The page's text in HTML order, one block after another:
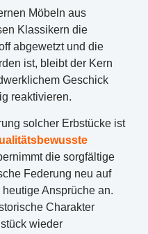
Möbeln aus
Klassikern die
abgewetzt und die
ist, bleibt der Kern
Geschick
reaktivieren.
solcher Erbstücke ist
die sorgfältige
Federung neu auf
Ansprüche an.
Charakter
wieder